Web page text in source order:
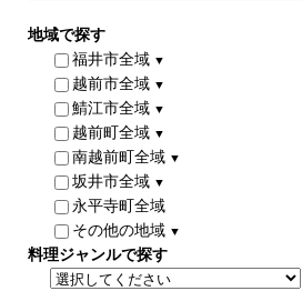
地域で探す
福井市全域 ▼
越前市全域 ▼
鯖江市全域 ▼
越前町全域 ▼
南越前町全域 ▼
坂井市全域 ▼
永平寺町全域
その他の地域 ▼
料理ジャンルで探す